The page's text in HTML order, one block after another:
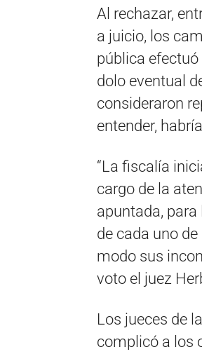
Al rechazar,
a juicio, los
pública
dolo eventual
consideraron
entender,
“La fiscalía
cargo de la
apuntada,
de cada uno
modo sus
voto el juez
Los jueces de
complicó a los